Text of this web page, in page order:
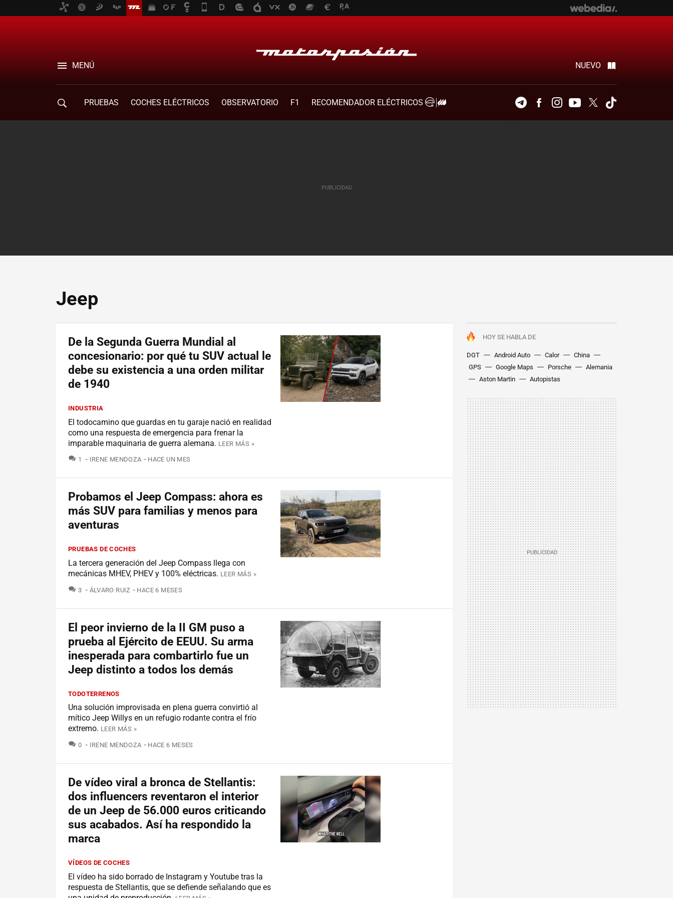
MENÚ NUEVO
PRUEBAS COCHES ELÉCTRICOS OBSERVATORIO F1
RECOMENDADOR ELÉCTRICOS
TelegramFacebookInstagramYoutubeTwitter
Jeep
HOY SE HABLA DE
DGT Android Auto Calor
China
GPS
Google Maps Porsche
Alemania
Aston Martin
Autopistas
De la Segunda Guerra Mundial al
concesionario: por qué tu SUV actual le
debe su existencia a una orden militar
de 1940
INDUSTRIA
El todocamino que guardas en tu garaje nació en realidad
como una respuesta de emergencia para frenar la
imparable maquinaria de guerra alemana. LEER MÁS »
1 COMENTARIOS
IRENE MENDOZA HACE UN MES
Probamos el Jeep Compass: ahora es
más SUV para familias y menos para
aventuras
PRUEBAS DE COCHES
La tercera generación del Jeep Compass llega con
mecánicas MHEV, PHEV y 100% eléctricas. LEER MÁS »
3 COMENTARIOS
ÁLVARO RUIZ HACE 6 MESES
El peor invierno de la II GM puso a
prueba al Ejército de EEUU. Su arma
inesperada para combartirlo fue un
Jeep distinto a todos los demás
TODOTERRENOS
Una solución improvisada en plena guerra convirtió al
mítico Jeep Willys en un refugio rodante contra el frío
extremo. LEER MÁS »
0 COMENTARIOS
IRENE MENDOZA HACE 6 MESES
De vídeo viral a bronca de Stellantis:
dos influencers reventaron el interior
de un Jeep de 56.000 euros criticando
sus acabados. Así ha respondido la
marca
VÍDEOS DE COCHES
El vídeo ha sido borrado de Instagram y Youtube tras la
respuesta de Stellantis, que se defiende señalando que es